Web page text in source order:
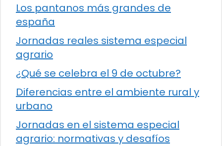
Los pantanos más grandes de
españa
Jornadas reales sistema especial
agrario
¿Qué se celebra el 9 de octubre?
Diferencias entre el ambiente rural y
urbano
Jornadas en el sistema especial
agrario: normativas y desafíos